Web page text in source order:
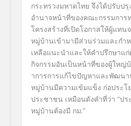
กระทรวงมหาดไทย จึงได้ปรับปรุ
อำนาจหน้าที่ของคณะกรรมการ
โครงสร้างที่เปิดโอกาสให้ผู้แทน
หมู่บ้านเข้ามามีส่วนร่วมและกำ
เหลือแนะนำและให้คำปรึกษาแ
กิจกรรมอันเป็นหน้าที่ของผู้ให
าการการแก้ไขปัญหาและพัฒนา
หมู่บ้านมีความเข้มแข็ง ก่อประโ
ประชาชน เหมือนดังคำที่ว่า “ปร
หมู่บ้านต้องมี กม.”